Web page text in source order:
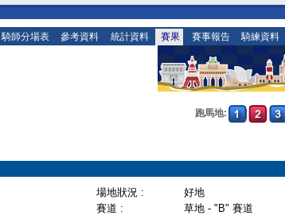
騎師分場表 參考資料 統計資料 賽果 賽事報告 騎練資料
跑馬地:
場地狀況 :
好地
賽道 :
草地 - "B" 賽道